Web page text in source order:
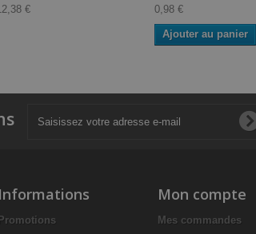
€
0,98 €
Ajouter au panier
Informations
Promotions
Mon compte
Mes commandes